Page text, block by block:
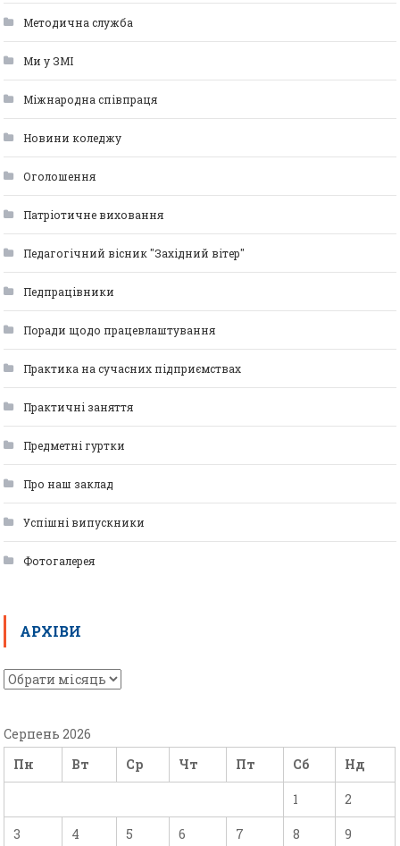
Методична служба
Ми у ЗМІ
Міжнародна співпраця
Новини коледжу
Оголошення
Патріотичне виховання
Педагогічний вісник "Західний вітер"
Педпрацівники
Поради щодо працевлаштування
Практика на сучасних підприємствах
Практичні заняття
Предметні гуртки
Про наш заклад
Успішні випускники
Фотогалерея
АРХІВИ
Серпень 2026
Пн
Вт Ср Чт Пт Сб Нд
1 2
3 4 5 6 7 8 9